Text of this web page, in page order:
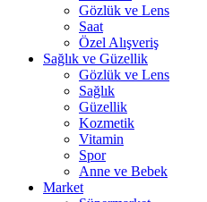
Gözlük ve Lens
Saat
Özel Alışveriş
Sağlık ve Güzellik
Gözlük ve Lens
Sağlık
Güzellik
Kozmetik
Vitamin
Spor
Anne ve Bebek
Market